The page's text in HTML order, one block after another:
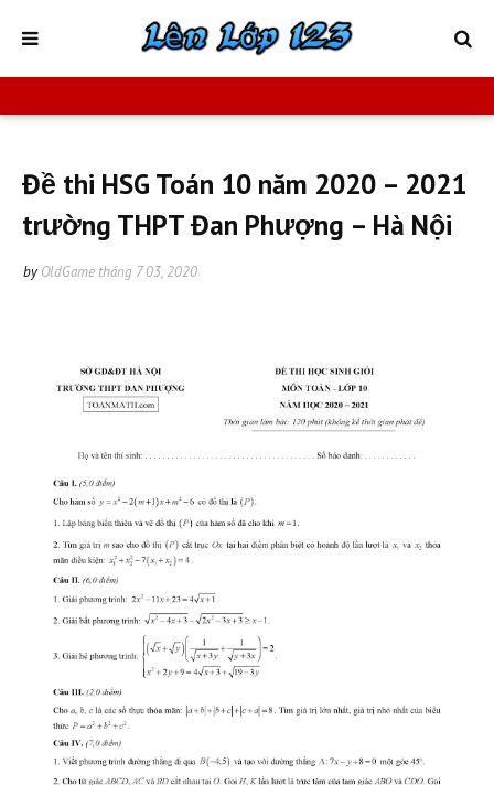
Đề thi HSG Toán 10 năm 2020 – 2021
trường THPT Đan Phượng – Hà Nội
by OldGame tháng 7 03, 2020